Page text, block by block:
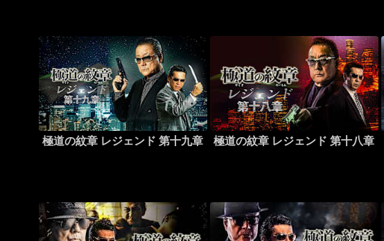
極道の紋章 レジェンド 第十九章 極道の紋章 レジェンド 第十八章